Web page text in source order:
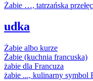
Żabie …, tatrzańska
udka
Żabie albo kurze
Żabie (kuchnia francuska)
żabie dla Francuza
żabie ..., kulinarny symbol